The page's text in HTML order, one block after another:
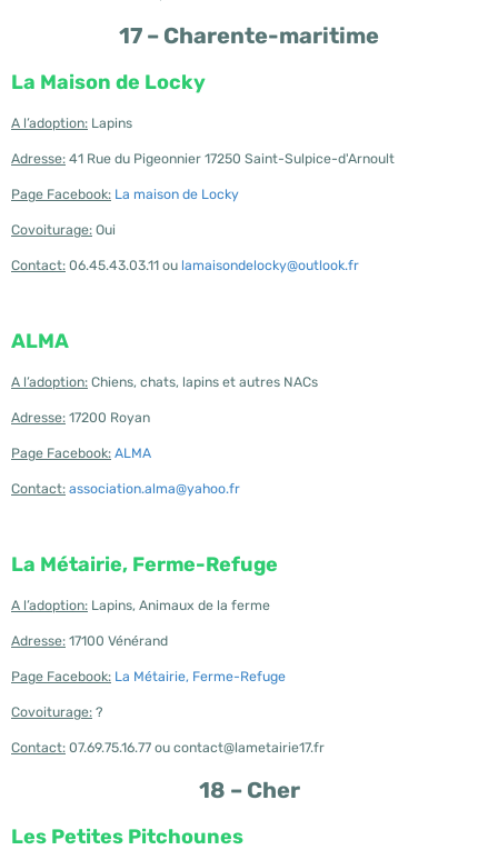
17 – Charente-maritime
La Maison de Locky
A l’adoption: Lapins
Adresse: 41 Rue du Pigeonnier 17250 Saint-Sulpice-d'Arnoult
Page Facebook: La maison de Locky
Covoiturage: Oui
Contact: 06.45.43.03.11 ou lamaisondelocky@outlook.fr
ALMA
A l’adoption: Chiens, chats, lapins et autres NACs
Adresse: 17200 Royan
Page Facebook: ALMA
Contact: association.alma@yahoo.fr
La Métairie, Ferme-Refuge
A l’adoption: Lapins, Animaux de la ferme
Adresse: 17100 Vénérand
Page Facebook: La Métairie, Ferme-Refuge
Covoiturage: ?
Contact: 07.69.75.16.77 ou contact@lametairie17.fr
18 – Cher
Les Petites Pitchounes